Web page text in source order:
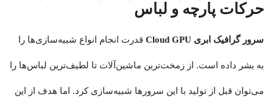
حرکات پارچه و لباس
سرور گرافیک ابری Cloud GPU قدرت انجام انواع شبیه‌سازی‌ها را
به بشر داده است. از زمخت‌ترین ماشین‌آلات تا لطیف‌ترین لباس‌ها را
می‌توان قبل از تولید با این سرورها شبیه‌سازی کرد. اما هدف از این